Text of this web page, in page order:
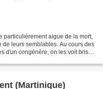
particulièrement aigue de la mort,
leurs semblables. Au cours des
d'un congénère, on les voit briser
(Martinique)